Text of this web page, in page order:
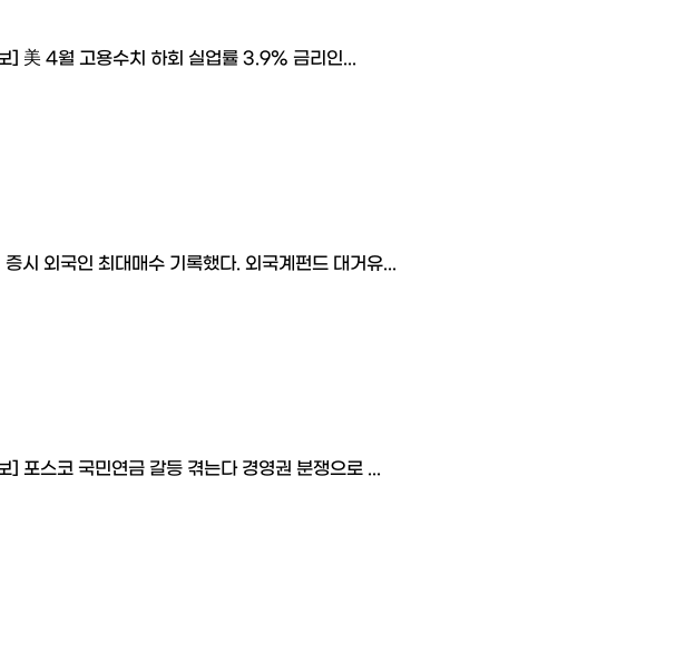
] 美 4월 고용수치 하회 실업률 3.9% 금리인...
시 외국인 최대매수 기록했다. 외국계펀드 대거유...
] 포스코 국민연금 갈등 겪는다 경영권 분쟁으로 ...